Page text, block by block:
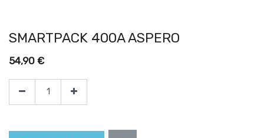
SMARTPACK 400A ASPERO
54,90 €